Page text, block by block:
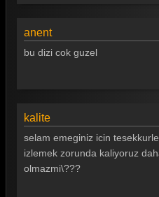
Arka Sokaklar 4. Bölüm
Arka Sokaklar 1. Bölüm
Tüm Bölümleri Göster
anent
bu dizi cok guzel
kalite
selam emeginiz icin
izlemek zorunda kaliyoruz
olmazmi\???